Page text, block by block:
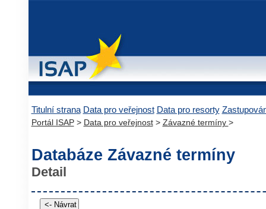
Titulní strana Data pro veřejnost Data pro resorty
Portál ISAP> Data pro veřejnost> Závazné termíny >
Databáze Závazné termíny
Detail